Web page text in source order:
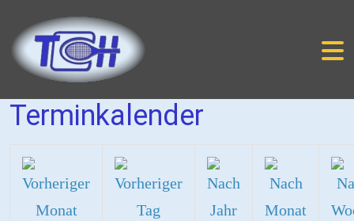
Terminkalender